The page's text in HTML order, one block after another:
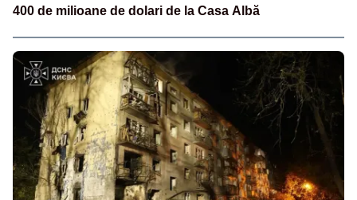
400 de milioane de dolari de la Casa Albă